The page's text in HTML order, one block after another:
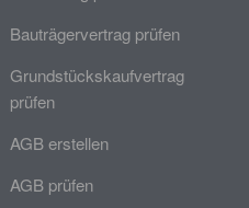
Bauträgervertrag prüfen
Grundstückskaufvertrag
prüfen
AGB erstellen
AGB prüfen